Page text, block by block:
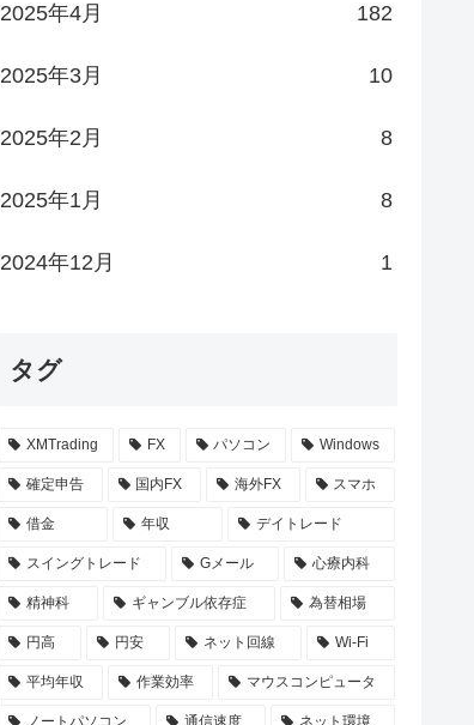
2025年4月 182
2025年3月 10
2025年2月 8
2025年1月 8
2024年12月 1
タグ
XMTrading FX パソコン Windows
確定申告 国内FX 海外FX スマホ
借金 年収 デイトレード
スイングトレード Gメール 心療内科
精神科 ギャンブル依存症 為替相場
円高 円安 ネット回線 Wi-Fi
平均年収 作業効率 マウスコンピュータ
ノートパソコン 通信速度 ネット環境